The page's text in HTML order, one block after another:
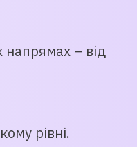
напрямах – від
рівні.